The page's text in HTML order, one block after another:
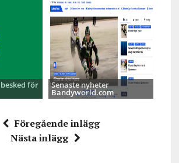
för Senaste nyheter
Bandyworld.com
Föregående inlägg
Nästa inlägg